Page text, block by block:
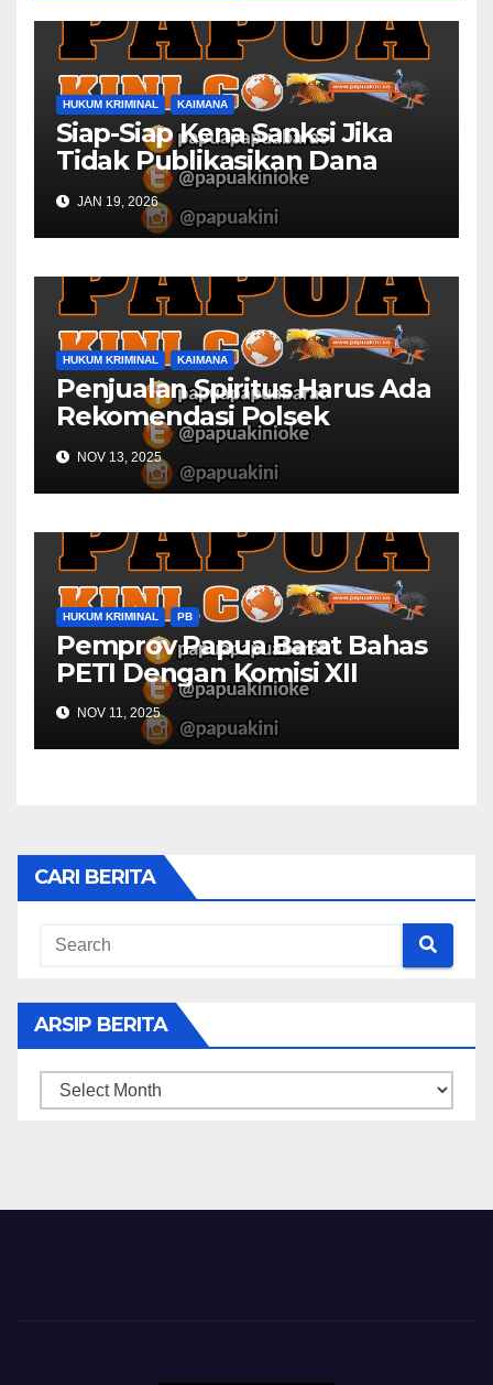
HUKUM KRIMINAL KAIMANA
Siap-Siap Kena Sanksi Jika
Tidak Publikasikan Dana
Desa
JAN 19, 2026
HUKUM KRIMINAL KAIMANA
Penjualan Spiritus Harus Ada
Rekomendasi Polsek
Kaimana
NOV 13, 2025
HUKUM KRIMINAL PB
Pemprov Papua Barat Bahas
PETI Dengan Komisi XII
NOV 11, 2025
CARI BERITA
ARSIP BERITA
ARSIP